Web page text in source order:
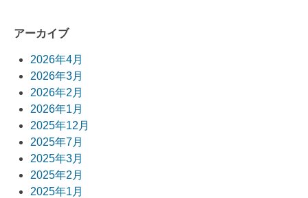
ナ
ビ
ゲ
ー
シ
ョ
ン
アーカイブ
2026年4月
2026年3月
2026年2月
2026年1月
2025年12月
2025年7月
2025年3月
2025年2月
2025年1月